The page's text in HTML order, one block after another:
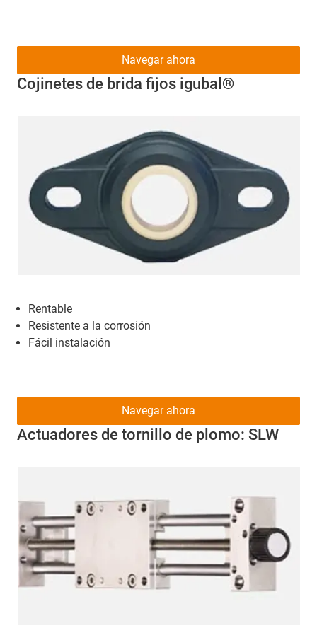
Cojinetes de brida fijos igubal®
Rentable
Resistente a la corrosión
Fácil instalación
Navegar ahora
Actuadores de tornillo de plomo: SLW
Navegar ahora